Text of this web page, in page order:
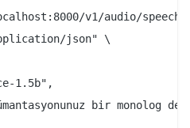
v1/audio/speech
json" \
1.5b",
bir monolog